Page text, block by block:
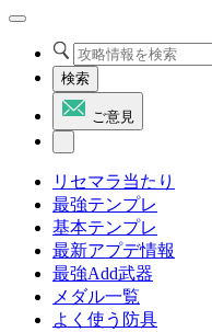
検索
ご意見
リセマラ当たり
最強テンプレ
基本テンプレ
最新アプデ情報
最強Add武器
メダル一覧
よく使う防具